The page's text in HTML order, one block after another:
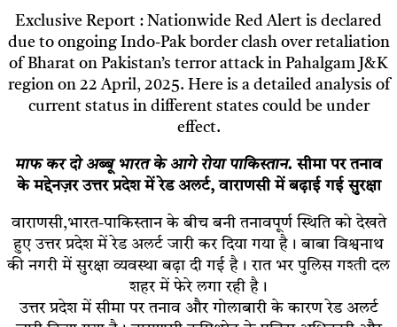
Exclusive Report : Nationwide Red Alert is declared
due to ongoing Indo-Pak border clash over retaliation
of Bharat on Pakistan’s terror attack in Pahalgam J&K
region on 22 April, 2025. Here is a detailed analysis of
current status in different states could be under
effect.
माफ कर दो अब्बू भारत के आगे रोया पाकिस्तान. सीमा पर तनाव
के मद्देनज़र उत्तर प्रदेश में रेड अलर्ट, वाराणसी में बढ़ाई गई सुरक्षा
वाराणसी,भारत-पाकिस्तान के बीच बनी तनावपूर्ण स्थिति को देखते
हुए उत्तर प्रदेश में रेड अलर्ट जारी कर दिया गया है। बाबा विश्वनाथ
की नगरी में सुरक्षा व्यवस्था बढ़ा दी गई है। रात भर पुलिस गश्ती दल
शहर में फेरे लगा रही है।
उत्तर प्रदेश में सीमा पर तनाव और गोलाबारी के कारण रेड अलर्ट